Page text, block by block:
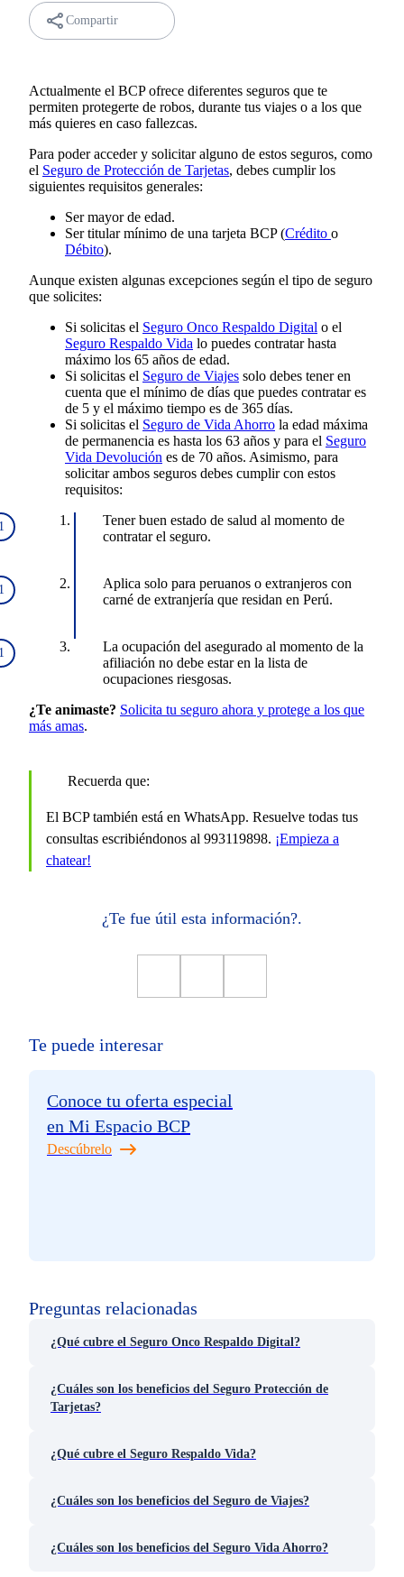
Compartir
Actualmente el BCP ofrece diferentes seguros que te
permiten protegerte de robos, durante tus viajes o a los que
más quieres en caso fallezcas.
Para poder acceder y solicitar alguno de estos seguros, como
el Seguro de Protección de Tarjetas, debes cumplir los
siguientes requisitos generales:
Ser mayor de edad.
Ser titular mínimo de una tarjeta BCP (Crédito o
Débito).
Aunque existen algunas excepciones según el tipo de seguro
que solicites:
Si solicitas el Seguro Onco Respaldo Digital o el
Seguro Respaldo Vida lo puedes contratar hasta
máximo los 65 años de edad.
Si solicitas el Seguro de Viajes solo debes tener en
cuenta que el mínimo de días que puedes contratar es
de 5 y el máximo tiempo es de 365 días.
Si solicitas el Seguro de Vida Ahorro la edad máxima
de permanencia es hasta los 63 años y para el Seguro
Vida Devolución es de 70 años. Asimismo, para
solicitar ambos seguros debes cumplir con estos
requisitos:
Tener buen estado de salud al momento de
contratar el seguro.
Aplica solo para peruanos o extranjeros con
carné de extranjería que residan en Perú.
La ocupación del asegurado al momento de la
afiliación no debe estar en la lista de
ocupaciones riesgosas.
¿Te animaste? Solicita tu seguro ahora y protege a los que
más amas.
Recuerda que:
El BCP también está en WhatsApp. Resuelve todas tus
consultas escribiéndonos al 993119898. ¡Empieza a
chatear!
¿Te fue útil esta información?.
Preguntas relacionadas
¿Qué cubre el Seguro Onco Respaldo Digital?
¿Cuáles son los beneficios del Seguro Protección de
Tarjetas?
¿Qué cubre el Seguro Respaldo Vida?
¿Cuáles son los beneficios del Seguro de Viajes?
¿Cuáles son los beneficios del Seguro Vida Ahorro?
Te puede interesar
Conoce tu oferta especial
en Mi Espacio BCP
Descúbrelo